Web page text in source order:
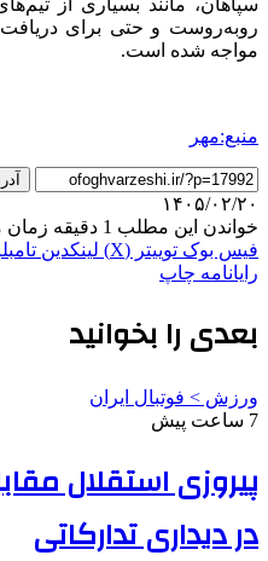
روبه‌روست و حتی برای
مواجه شده است.
منبع:مهر
۱۴۰۵/۰۲/۲۰
خواندن این مطلب 1 دقیقه زمان میبرد
فیس بوک توییتر (X) لینکدین
رایانامه چاپ
بعدی را بخوانید
ورزش > فوتبال ایران
7 ساعت پیش
پیروزی استقلال
در دیداری تدارکاتی